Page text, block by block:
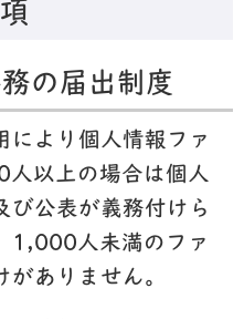
の届出制度
より個人情報ファ
以上の場合は個人
び公表が義務付けら
1,000人未満のファ
けがありません。